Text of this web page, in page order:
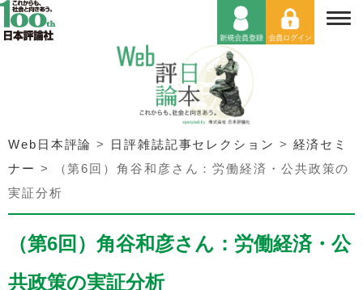
Web日本評論 > 日評雑誌記事セレクション > 経済セミ
ナー >
（第6回）角谷和彦さん：労働経済・公共政策の
実証分析
（第6回）角谷和彦さん：労働経済・公
共政策の実証分析